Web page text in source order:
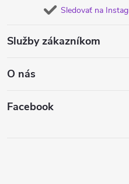
Sledovať na
Služby zákazníkom
O nás
Facebook